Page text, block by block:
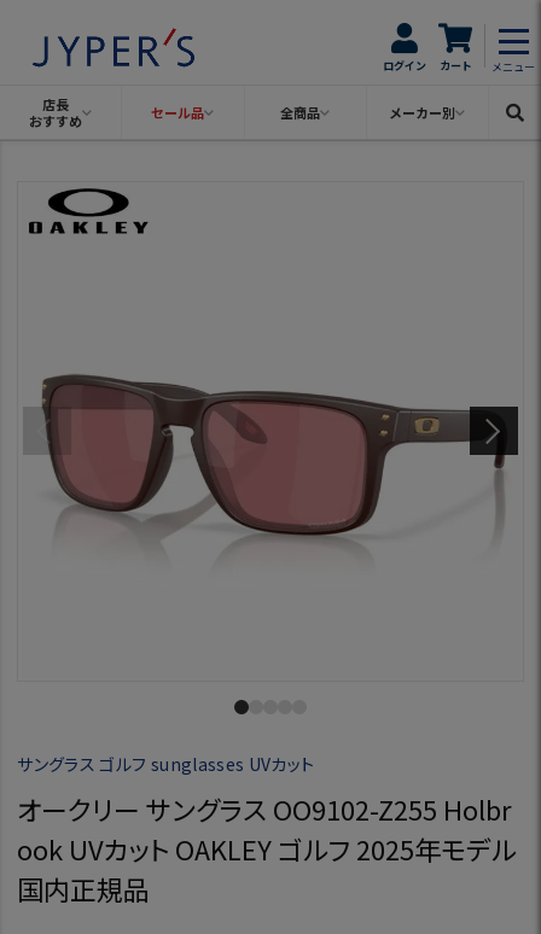
ログイン カート メニュー
店長
おすすめ
セール品 全商品 メーカー別
サングラス ゴルフ sunglasses UVカット
オークリー サングラス OO9102-Z255 Holbr
ook UVカット OAKLEY ゴルフ 2025年モデル
国内正規品